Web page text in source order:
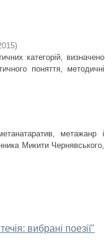
)
категорій, визначено
поняття, методичні
метажанр і
Микити Чернявського,
вибрані поезії"